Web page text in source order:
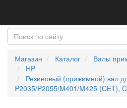
Магазин Каталог
Валы
HP
Резиновый (прижимной) вал
P2035/P2055/M401/M425 (CET),